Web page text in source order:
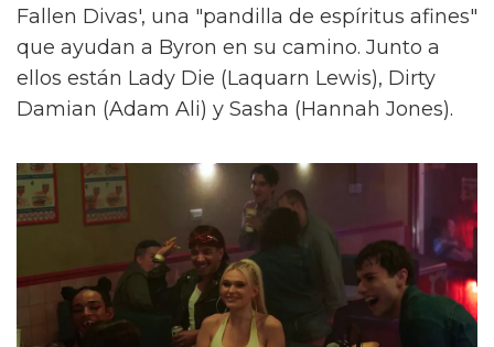
Fallen Divas', una "pandilla de espíritus afines"
que ayudan a Byron en su camino. Junto a
ellos están Lady Die (Laquarn Lewis), Dirty
Damian (Adam Ali) y Sasha (Hannah Jones).